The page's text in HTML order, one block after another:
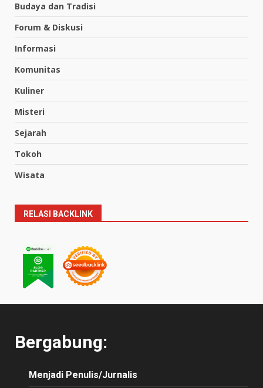
Budaya dan Tradisi
Forum & Diskusi
Informasi
Komunitas
Kuliner
Misteri
Sejarah
Tokoh
Wisata
RELASI BACKLINK
Bergabung:
Menjadi Penulis/Jurnalis